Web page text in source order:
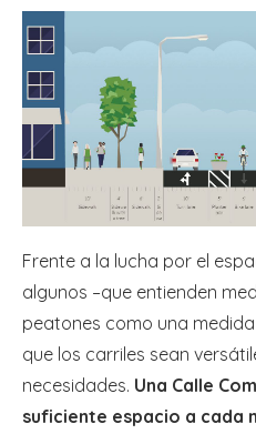
Frente a la lucha por el
algunos –que entienden
peatones como una medida
que los carriles sean
necesidades. Una Calle
suficiente espacio a cada